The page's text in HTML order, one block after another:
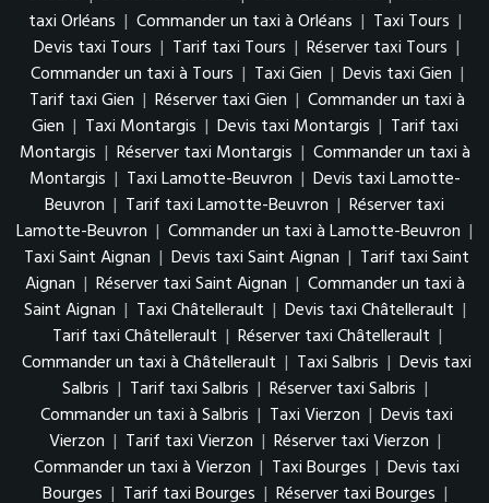
taxi Orléans | Commander un taxi à Orléans | Taxi Tours |
Devis taxi Tours | Tarif taxi Tours | Réserver taxi Tours |
Commander un taxi à Tours | Taxi Gien | Devis taxi Gien |
Tarif taxi Gien | Réserver taxi Gien | Commander un taxi à
Gien | Taxi Montargis | Devis taxi Montargis | Tarif taxi
Montargis | Réserver taxi Montargis | Commander un taxi à
Montargis | Taxi Lamotte-Beuvron | Devis taxi Lamotte-
Beuvron | Tarif taxi Lamotte-Beuvron | Réserver taxi
Lamotte-Beuvron | Commander un taxi à Lamotte-Beuvron |
Taxi Saint Aignan | Devis taxi Saint Aignan | Tarif taxi Saint
Aignan | Réserver taxi Saint Aignan | Commander un taxi à
Saint Aignan | Taxi Châtellerault | Devis taxi Châtellerault |
Tarif taxi Châtellerault | Réserver taxi Châtellerault |
Commander un taxi à Châtellerault | Taxi Salbris | Devis taxi
Salbris | Tarif taxi Salbris | Réserver taxi Salbris |
Commander un taxi à Salbris | Taxi Vierzon | Devis taxi
Vierzon | Tarif taxi Vierzon | Réserver taxi Vierzon |
Commander un taxi à Vierzon | Taxi Bourges | Devis taxi
Bourges | Tarif taxi Bourges | Réserver taxi Bourges |